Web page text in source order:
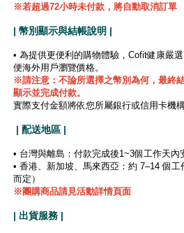
※若超過72小時未付款，將自動取消訂單
| 幣別顯示與結帳說明 |
• 為提供更便利的購物體驗，Cofit健康嚴
便海外用戶瀏覽價格。
※請注意：不論所選擇之幣別為何，最終
顯示並完成付款。
實際支付金額將依您所屬銀行或信用卡機
| 配送地區 |
• 台灣與離島：付款完成後1~3個工作天內
• 香港、新加坡、馬來西亞：約 7–14 個
而定）
※團購商品請見活動詳情頁面
| 出貨服務 |